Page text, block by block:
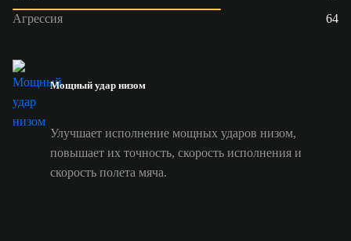
Агрессия
64
Мощный удар низом
Улучшает исполнение мощных ударов низом,
повышает их точность, скорость исполнения и
скорость полета мяча.